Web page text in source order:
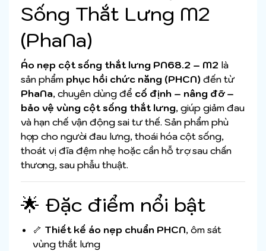
Sống Thắt Lưng M2
(PhaNa)
Áo nẹp cột sống thắt lưng PN68.2 – M2 là
sản phẩm phục hồi chức năng (PHCN) đến từ
PhaNa, chuyên dùng để cố định – nâng đỡ –
bảo vệ vùng cột sống thắt lưng, giúp giảm đau
và hạn chế vận động sai tư thế. Sản phẩm phù
hợp cho người đau lưng, thoái hóa cột sống,
thoát vị đĩa đệm nhẹ hoặc cần hỗ trợ sau chấn
thương, sau phẫu thuật.
🌟 Đặc điểm nổi bật
🦴 Thiết kế áo nẹp chuẩn PHCN, ôm sát
vùng thắt lưng